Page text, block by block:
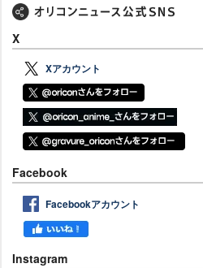
X
Xアカウント
Facebook
Facebookアカウント
Instagram